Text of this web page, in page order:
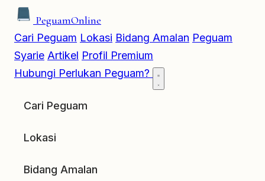
PeguamOnline
Cari Peguam Lokasi Bidang Amalan Peguam
Syarie Artikel Profil Premium
Hubungi Perlukan Peguam?
Cari Peguam
Lokasi
Bidang Amalan